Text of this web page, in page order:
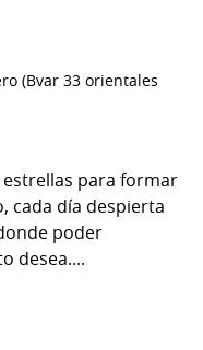
(Bvar 33 orientales
para formar
cada día despierta
poder
desea....